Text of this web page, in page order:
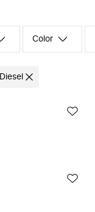
Color
Diesel